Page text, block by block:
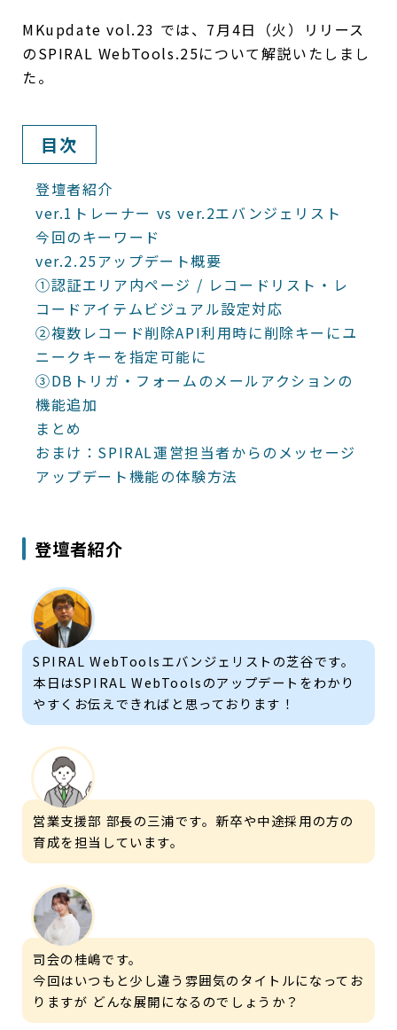
MKupdate vol.23 では、7月4日（火）リリース
のSPIRAL WebTools.25について解説いたしまし
た。
目次
登壇者紹介
ver.1トレーナー vs ver.2エバンジェリスト
今回のキーワード
ver.2.25アップデート概要
①認証エリア内ページ / レコードリスト・レ
コードアイテムビジュアル設定対応
②複数レコード削除API利用時に削除キーにユ
ニークキーを指定可能に
③DBトリガ・フォームのメールアクションの
機能追加
まとめ
おまけ：SPIRAL運営担当者からのメッセージ
アップデート機能の体験方法
登壇者紹介
SPIRAL WebToolsエバンジェリストの芝谷です。
本日はSPIRAL WebToolsのアップデートをわかり
やすくお伝えできればと思っております！
営業支援部 部長の三浦です。新卒や中途採用の方の
育成を担当しています。
司会の桂嶋です。
今回はいつもと少し違う雰囲気のタイトルになってお
りますが どんな展開になるのでしょうか？